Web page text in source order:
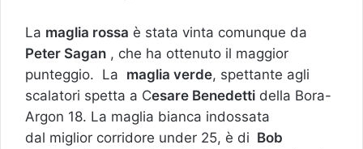
La maglia rossa è stata vinta comunque da
Peter Sagan , che ha ottenuto il maggior
punteggio. La maglia verde, spettante agli
scalatori spetta a Cesare Benedetti della Bora-
Argon 18. La maglia bianca indossata
dal miglior corridore under 25, è di Bob